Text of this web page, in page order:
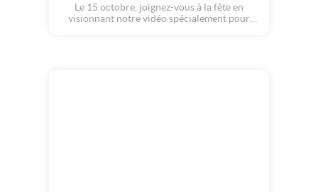
Le 15 octobre, joignez-vous à la fête en
visionnant notre vidéo spécialement pour